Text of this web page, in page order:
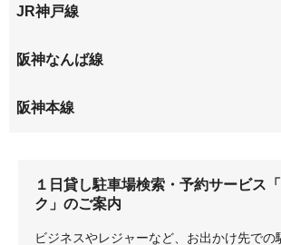
西御園町
東大物町
尼崎
JR神戸線
尼崎
阪神なんば線
大物
阪神本線
尼崎 杭瀬
千船
１日貸し駐車場検索・予約サービス
ク」のご案内
ビジネスやレジャーなど、お出かけ先での